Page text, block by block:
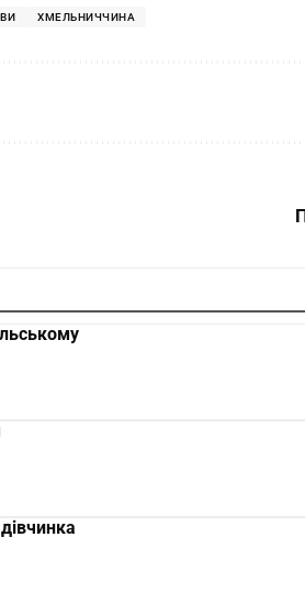
ХМЕЛЬНИЧЧИНА